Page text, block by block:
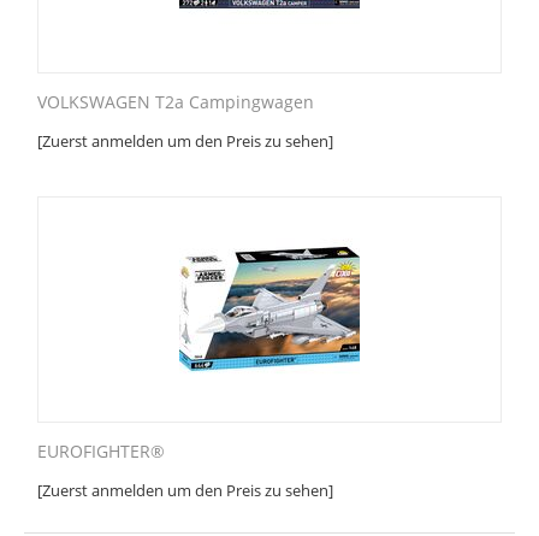
VOLKSWAGEN T2a Campingwagen
[Zuerst anmelden um den Preis zu sehen]
EUROFIGHTER®
[Zuerst anmelden um den Preis zu sehen]